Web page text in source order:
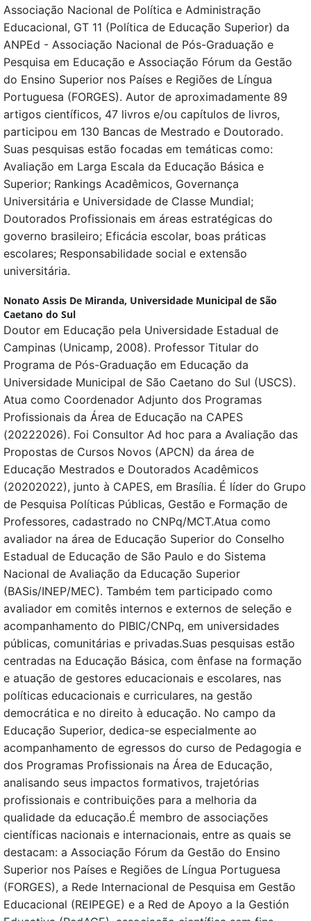
Associação Nacional de Política e Administração
Educacional, GT 11 (Política de Educação Superior) da
ANPEd - Associação Nacional de Pós-Graduação e
Pesquisa em Educação e Associação Fórum da Gestão
do Ensino Superior nos Países e Regiões de Língua
Portuguesa (FORGES). Autor de aproximadamente 89
artigos científicos, 47 livros e/ou capítulos de livros,
participou em 130 Bancas de Mestrado e Doutorado.
Suas pesquisas estão focadas em temáticas como:
Avaliação em Larga Escala da Educação Básica e
Superior; Rankings Acadêmicos, Governança
Universitária e Universidade de Classe Mundial;
Doutorados Profissionais em áreas estratégicas do
governo brasileiro; Eficácia escolar, boas práticas
escolares; Responsabilidade social e extensão
universitária.
Nonato Assis De Miranda, Universidade Municipal de São
Caetano do Sul
Doutor em Educação pela Universidade Estadual de
Campinas (Unicamp, 2008). Professor Titular do
Programa de Pós-Graduação em Educação da
Universidade Municipal de São Caetano do Sul (USCS).
Atua como Coordenador Adjunto dos Programas
Profissionais da Área de Educação na CAPES
(20222026). Foi Consultor Ad hoc para a Avaliação das
Propostas de Cursos Novos (APCN) da área de
Educação Mestrados e Doutorados Acadêmicos
(20202022), junto à CAPES, em Brasília. É líder do Grupo
de Pesquisa Políticas Públicas, Gestão e Formação de
Professores, cadastrado no CNPq/MCT.Atua como
avaliador na área de Educação Superior do Conselho
Estadual de Educação de São Paulo e do Sistema
Nacional de Avaliação da Educação Superior
(BASis/INEP/MEC). Também tem participado como
avaliador em comitês internos e externos de seleção e
acompanhamento do PIBIC/CNPq, em universidades
públicas, comunitárias e privadas.Suas pesquisas estão
centradas na Educação Básica, com ênfase na formação
e atuação de gestores educacionais e escolares, nas
políticas educacionais e curriculares, na gestão
democrática e no direito à educação. No campo da
Educação Superior, dedica-se especialmente ao
acompanhamento de egressos do curso de Pedagogia e
dos Programas Profissionais na Área de Educação,
analisando seus impactos formativos, trajetórias
profissionais e contribuições para a melhoria da
qualidade da educação.É membro de associações
científicas nacionais e internacionais, entre as quais se
destacam: a Associação Fórum da Gestão do Ensino
Superior nos Países e Regiões de Língua Portuguesa
(FORGES), a Rede Internacional de Pesquisa em Gestão
Educacional (REIPEGE) e a Red de Apoyo a la Gestión